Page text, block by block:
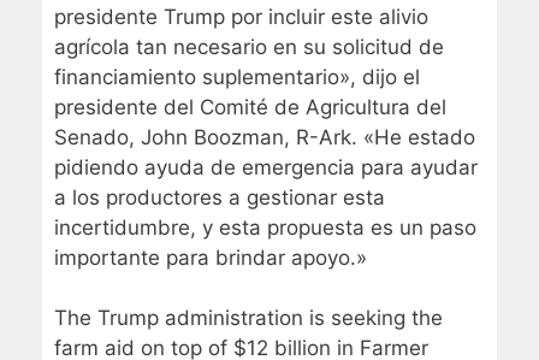
presidente Trump por incluir este alivio
agrícola tan necesario en su solicitud de
financiamiento suplementario», dijo el
presidente del Comité de Agricultura del
Senado, John Boozman, R-Ark. «He estado
pidiendo ayuda de emergencia para ayudar
a los productores a gestionar esta
incertidumbre, y esta propuesta es un paso
importante para brindar apoyo.»
The Trump administration is seeking the
farm aid on top of $12 billion in Farmer